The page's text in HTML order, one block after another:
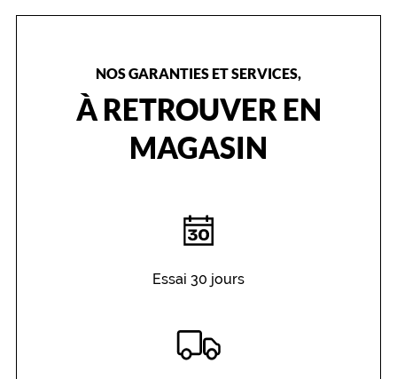
NOS GARANTIES ET SERVICES,
À RETROUVER EN
MAGASIN
Essai 30 jours